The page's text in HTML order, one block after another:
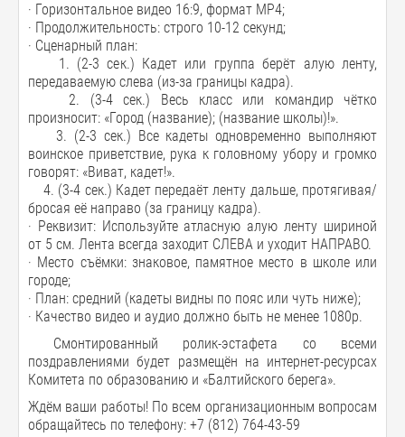
· Горизонтальное видео 16:9, формат MP4;
· Продолжительность: строго 10-12 секунд;
· Сценарный план:
1. (2-3 сек.) Кадет или группа берёт алую ленту,
передаваемую слева (из-за границы кадра).
2. (3-4 сек.) Весь класс или командир чётко
произносит: «Город (название); (название школы)!».
3. (2-3 сек.) Все кадеты одновременно выполняют
воинское приветствие, рука к головному убору и громко
говорят: «Виват, кадет!».
4. (3-4 сек.) Кадет передаёт ленту дальше, протягивая/
бросая её направо (за границу кадра).
· Реквизит: Используйте атласную алую ленту шириной
от 5 см. Лента всегда заходит СЛЕВА и уходит НАПРАВО.
· Место съёмки: знаковое, памятное место в школе или
городе;
· План: средний (кадеты видны по пояс или чуть ниже);
· Качество видео и аудио должно быть не менее 1080p.
Смонтированный ролик-эстафета со всеми
поздравлениями будет размещён на интернет-ресурсах
Комитета по образованию и «Балтийского берега».
Ждём ваши работы! По всем организационным вопросам
обращайтесь по телефону: +7 (812) 764-43-59